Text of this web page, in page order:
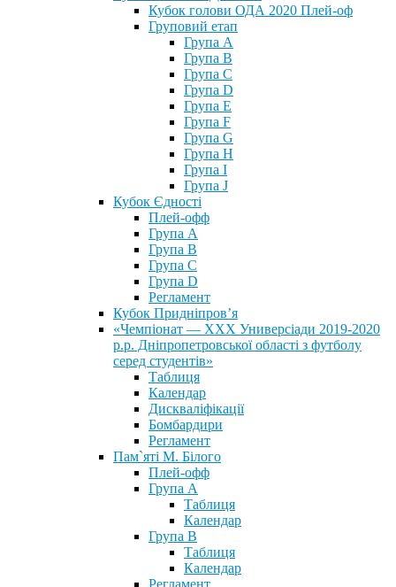
Кубок голови ОДА 2020 Плей-оф
Груповий етап
Група A
Група B
Група C
Група D
Група E
Група F
Група G
Група H
Група I
Група J
Кубок Єдності
Плей-офф
Група А
Група В
Група С
Група D
Регламент
Кубок Придніпров’я
«Чемпіонат — ХХХ Универсіади 2019-2020
р.р. Дніпропетровської області з футболу
серед студентів»
Таблиця
Календар
Дискваліфікації
Бомбардири
Регламент
Пам`яті М. Білого
Плей-офф
Група А
Таблиця
Календар
Група В
Таблиця
Календар
Регламент